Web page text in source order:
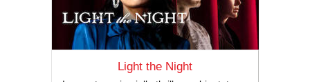
Light the Night